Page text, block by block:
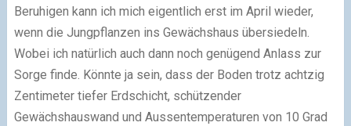
Beruhigen kann ich mich eigentlich erst im April wieder,
wenn die Jungpflanzen ins Gewächshaus übersiedeln.
Wobei ich natürlich auch dann noch genügend Anlass zur
Sorge finde. Könnte ja sein, dass der Boden trotz achtzig
Zentimeter tiefer Erdschicht, schützender
Gewächshauswand und Aussentemperaturen von 10 Grad